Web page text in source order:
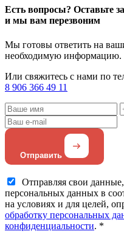
Есть вопросы? Оставьте
и мы вам перезвоним
Мы готовы ответить на
необходимую информацию.
Или свяжитесь с нами по
8 906 366 49 11
Отправить
Отправляя свои
персональных данных в
на условиях и для целей,
обработку персональных
конфиденциальности. *